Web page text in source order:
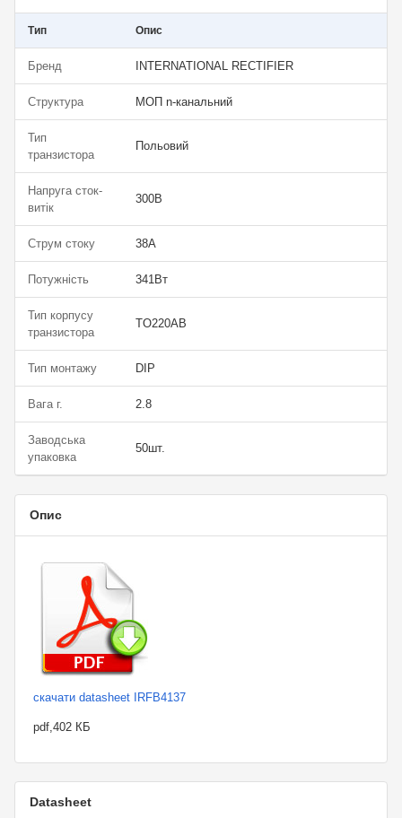
Тип Опис
Бренд INTERNATIONAL RECTIFIER
Структура МОП n-канальний
Тип
транзистора
Польовий
Напруга сток-
витік
300В
Струм стоку 38А
Потужність 341Вт
Тип корпусу
транзистора
TO220AB
Тип монтажу DIP
Вага г. 2.8
Заводська
упаковка
50шт.
Опис
скачати datasheet IRFB4137
pdf,402 КБ
Datasheet